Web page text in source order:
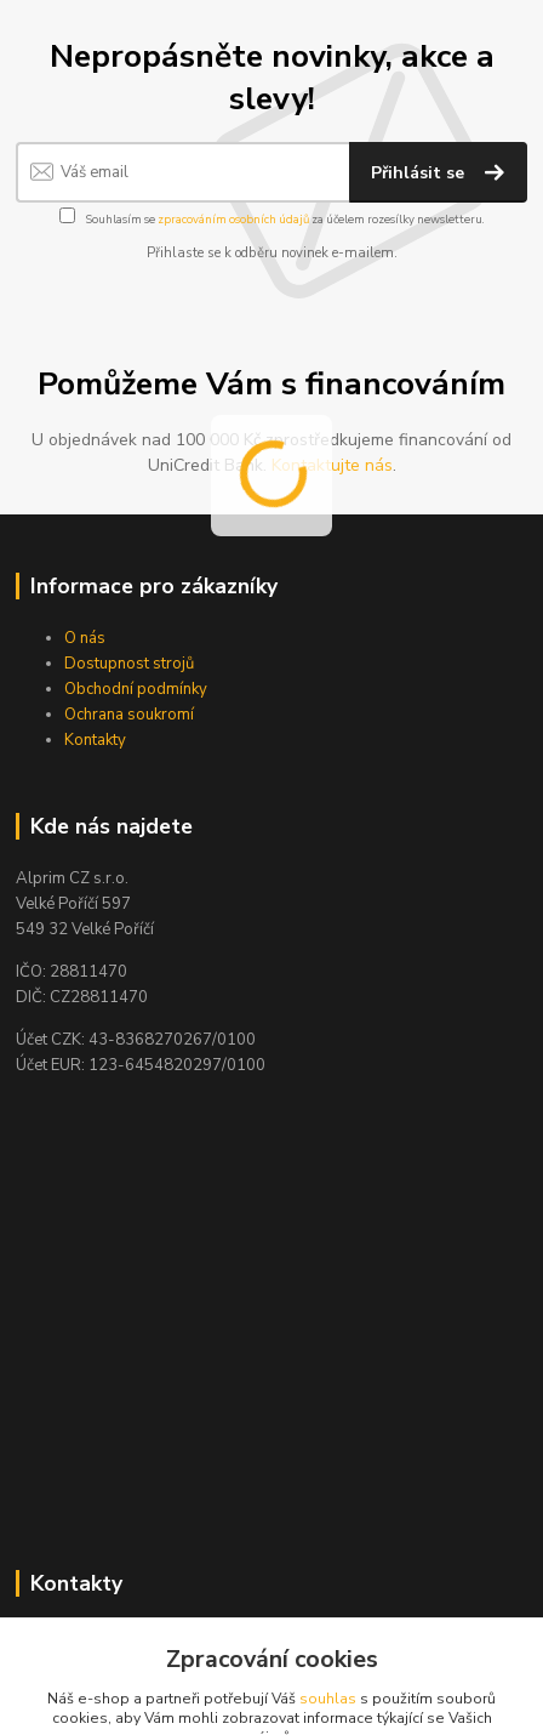
Nepropásněte novinky, akce a
slevy!
Přihlásit se
Souhlasím se zpracováním osobních údajůza účelem rozesílky newsletteru.
Přihlaste se k odběru novinek e-mailem.
Pomůžeme Vám s financováním
U objednávek nad 100 000 Kč zprostředkujeme financování od
UniCredit Bank. Kontaktujte nás.
Informace pro zákazníky
O nás
Dostupnost strojů
Obchodní podmínky
Ochrana soukromí
Kontakty
Kde nás najdete
Alprim CZ s.r.o.
Velké Poříčí 597
549 32 Velké Poříčí
IČO: 28811470
DIČ: CZ28811470
Účet CZK: 43-8368270267/0100
Účet EUR: 123-6454820297/0100
Kontakty
+420 724 134 431
prodej@alprim.cz
Zpracování cookies
Náš e-shop a partneři potřebují Váš souhlas s použitím souborů
cookies, aby Vám mohli zobrazovat informace týkající se Vašich